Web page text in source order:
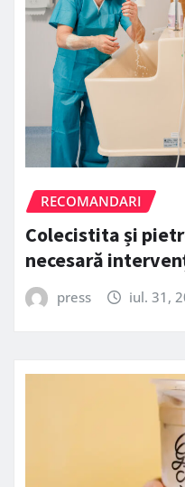
RECOMANDARI
Colecistita și
necesară
press iul. 31,